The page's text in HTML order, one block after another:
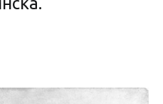
то
в